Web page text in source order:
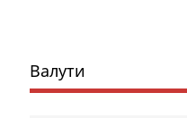
Валути